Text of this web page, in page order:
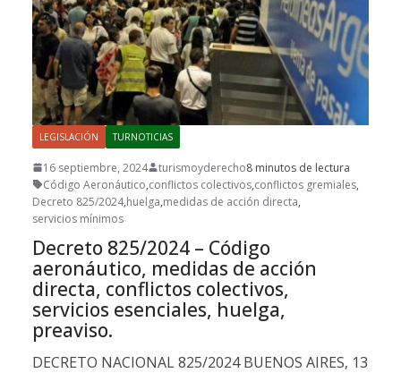
LEGISLACIÓN TURNOTICIAS
16 septiembre, 2024 turismoyderecho8 minutos de lectura
Código Aeronáutico,conflictos colectivos,conflictos gremiales,
Decreto 825/2024,huelga,medidas de acción directa,
servicios mínimos
Decreto 825/2024 – Código
aeronáutico, medidas de acción
directa, conflictos colectivos,
servicios esenciales, huelga,
preaviso.
DECRETO NACIONAL 825/2024 BUENOS AIRES, 13